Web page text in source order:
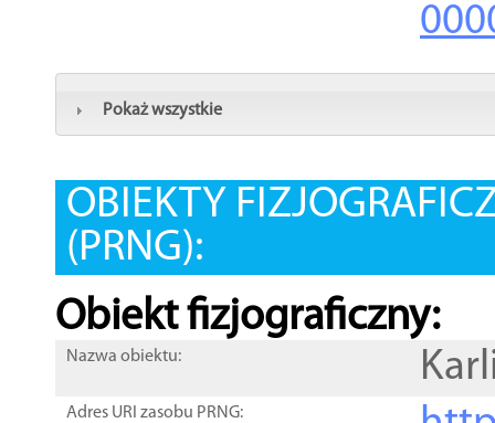
Pokaż wszystkie
OBIEKTY
(PRNG):
Obiekt fizjograficzny:
Nazwa obiektu:
Adres URI zasobu PRNG: